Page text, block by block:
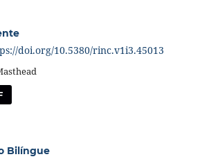
doi.org/10.5380/rinc.v1i3.45013
Bilíngue